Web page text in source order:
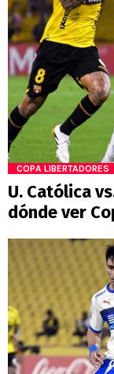
COPA LIBERTADORES
U. Católica
dónde ver